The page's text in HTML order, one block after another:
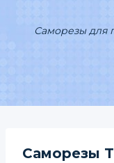
Саморезы для
Саморезы